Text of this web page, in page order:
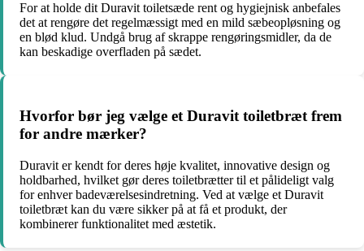
For at holde dit Duravit toiletsæde rent og hygiejnisk anbefales
det at rengøre det regelmæssigt med en mild sæbeopløsning og
en blød klud. Undgå brug af skrappe rengøringsmidler, da de
kan beskadige overfladen på sædet.
Hvorfor bør jeg vælge et Duravit toiletbræt frem
for andre mærker?
Duravit er kendt for deres høje kvalitet, innovative design og
holdbarhed, hvilket gør deres toiletbrætter til et pålideligt valg
for enhver badeværelsesindretning. Ved at vælge et Duravit
toiletbræt kan du være sikker på at få et produkt, der
kombinerer funktionalitet med æstetik.